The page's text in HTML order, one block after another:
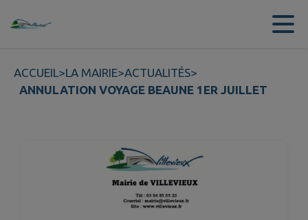
Contenu
ACCUEIL>LA MAIRIE>ACTUALITÉS>
ANNULATION VOYAGE BEAUNE 1ER JUILLET